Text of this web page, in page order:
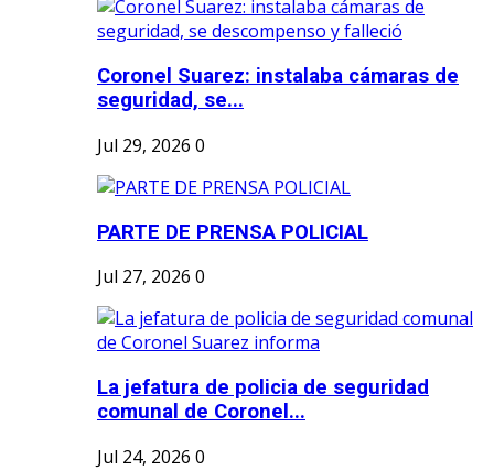
Coronel Suarez: instalaba cámaras de
seguridad, se...
Jul 29, 2026 0
PARTE DE PRENSA POLICIAL
Jul 27, 2026 0
La jefatura de policia de seguridad
comunal de Coronel...
Jul 24, 2026 0